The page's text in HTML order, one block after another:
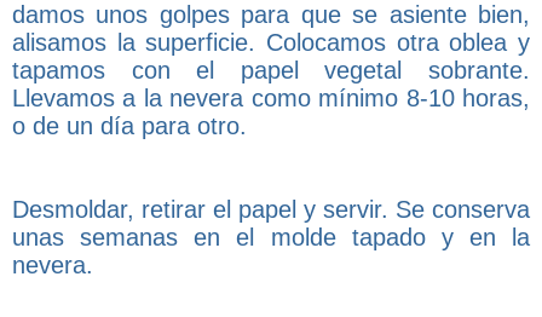
damos unos golpes para que se asiente bien,
alisamos la superficie. Colocamos otra oblea y
tapamos con el papel vegetal sobrante.
Llevamos a la nevera como mínimo 8-10 horas,
o de un día para otro.
Desmoldar, retirar el papel y servir. Se conserva
unas semanas en el molde tapado y en la
nevera.